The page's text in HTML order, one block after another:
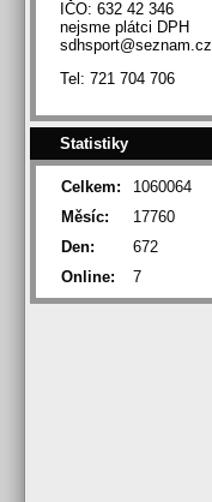
IČO: 632 42 346
nejsme plátci DPH
sdhsport@seznam.cz
Tel: 721 704 706
Statistiky
Online: 7
Celkem:
1060064
Měsíc:
17760
Den:
672